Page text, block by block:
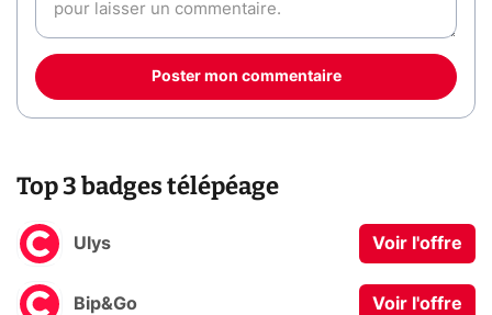
Poster mon commentaire
Top 3 badges télépéage
Ulys Voir l'offre
Bip&Go Voir l'offre